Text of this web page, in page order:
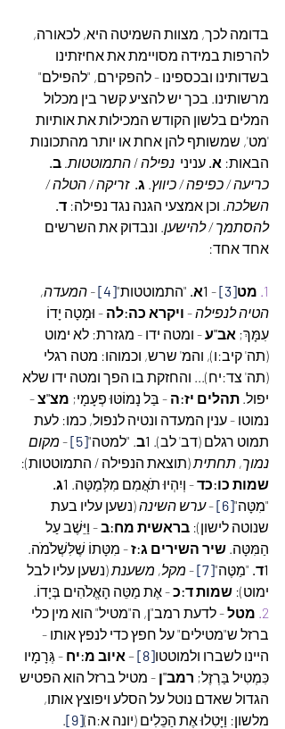
בדומה לכך, מצוות השמיטה היא, לכאורה,
להרפות במידה מסויימת את אחיזתינו
בשדותינו ובכספינו - להפקירם, "להפילם"
מרשותינו. בכך יש להציע קשר בין מכלול
המלים בלשון הקודש המכילות את אותיות
'מט', שמשותף להן אחת או יותר מהתכונות
הבאות: א. עניני נפילה / התמוטטות. ב.
כריעה / כפיפה / כיווץ. ג. זריקה / הטלה /
השלכה. וכן אמצעי הגנה נגד נפילה: ד.
להסתמך / להישען. ונבדוק את השרשים
אחד אחד:
1. מט[3]
- 1א. "התמוטטות"[4]
- המעדה,
הטיה לנפילה - ויקרא כה:לה - וּמָטָה יָדוֹ
עִמָּךְ; אב"ע - ומטה ידו - מגזרת: לא ימוט
(תה' קיב:ו), והמ' שרש, וכמוהו: מטה רגלי
(תה' צד:יח)... והחזקת בו הפך ומטה ידו שלא
יפול. תהלים יז:ה - בַּל נָמוֹטּוּ פְעָמָי; מצ"צ -
נמוטו - ענין המעדה ונטיה לנפול, כמו: לעת
תמוט רגלם (דב' לב). 1ב . "למטה"[5]
- מקום
נמוך, תחתית (תוצאת הנפילה / התמוטטות):
שמות כו:כד - וְיִהְיוּ תֹאֲמִם מִלְּמַטָּה. 1ג.
"מִטָּה"[6]
- ערש השינה (נשען עליו בעת
שנוטה לישון): בראשית מח:ב - וַיֵּשֶׁב עַל
הַמִּטָּה. שיר השירים ג:ז - מִטָּתוֹ שֶׁלִּשְׁלֹמֹה.
1ד.
"מַטֶּה"[7]
- מקל, משענת (נשען עליו לבל
ימוט): שמות ד:כ - אֶת מַטֵּה הָאֱלֹהִים בְּיָדוֹ.
2. מטל - לדעת רמב"ן, ה"מטיל" הוא מין כלי
ברזל ש"מטילים" על חפץ כדי לנפץ אותו -
היינו לשברו ולמוטטו[8]
– איוב מ:יח - גְּרָמָיו
כִּמְטִיל בַּרְזֶל; רמב"ן - מטיל ברזל הוא הפטיש
הגדול שאדם נוטל על הסלע ויפוצץ אותו,
מלשון: וַיָּטִלוּ אֶת הַכֵּלִים (יונה א:ה)[9]
.